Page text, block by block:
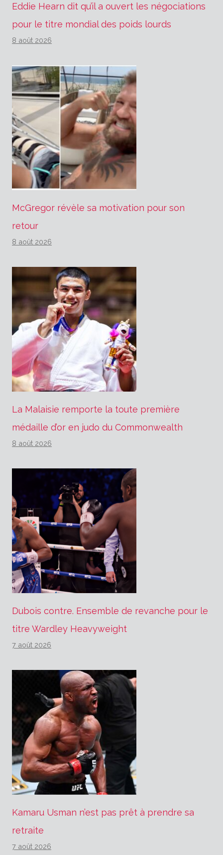
Eddie Hearn dit qu’il a ouvert les négociations
pour le titre mondial des poids lourds
8 août 2026
McGregor révèle sa motivation pour son
retour
8 août 2026
La Malaisie remporte la toute première
médaille d’or en judo du Commonwealth
8 août 2026
Dubois contre. Ensemble de revanche pour le
titre Wardley Heavyweight
7 août 2026
Kamaru Usman n’est pas prêt à prendre sa
retraite
7 août 2026